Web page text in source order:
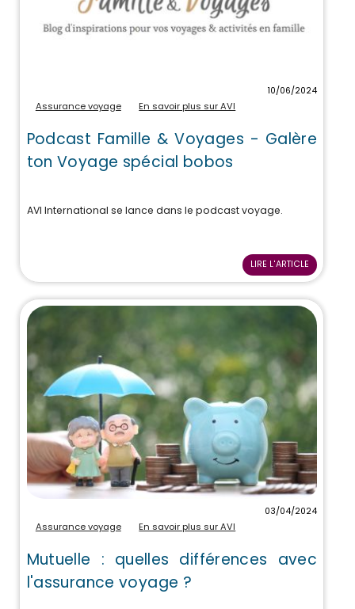
10/06/2024
Assurance voyage En savoir plus sur AVI
Podcast Famille & Voyages - Galère
ton Voyage spécial bobos
AVI International se lance dans le podcast voyage.
LIRE L'ARTICLE
03/04/2024
Assurance voyage En savoir plus sur AVI
Mutuelle : quelles différences avec
l'assurance voyage ?